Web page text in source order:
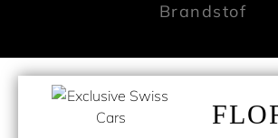
Brandstof